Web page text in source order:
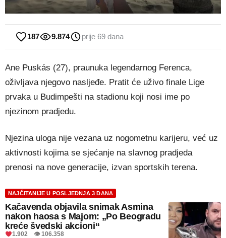
187 9.874 prije 69 dana
Ane Puskás (27), praunuka legendarnog Ferenca,
oživljava njegovo nasljeđe. Pratit će uživo finale Lige
prvaka u Budimpešti na stadionu koji nosi ime po
njezinom pradjedu.
Njezina uloga nije vezana uz nogometnu karijeru, već uz
aktivnosti kojima se sjećanje na slavnog pradjeda
prenosi na nove generacije, izvan sportskih terena.
NAJČITANIJE U POSLJEDNJA 3 DANA
Kačavenda objavila snimak Asmina
nakon haosa s Majom: „Po Beogradu
kreće švedski akcioni“
1.902 👁 106.358